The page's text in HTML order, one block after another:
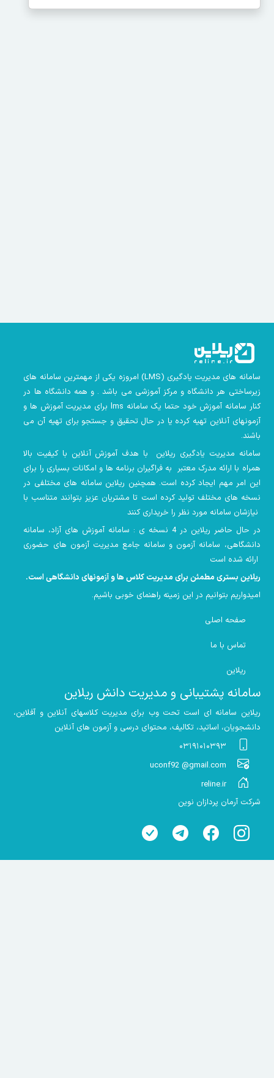
سامانه های مدیریت یادگیری (LMS) امروزه یکی از مهمترین سامانه های
زیرساختی هر دانشگاه و مرکز آموزشی می باشد . و همه دانشگاه ها در
کنار سامانه آموزش خود حتما یک سامانه lms
برای مدیریت آموزش ها و
آزمونهای آنلاین تهیه کرده یا در حال تحقیق و جستجو برای تهیه آن می
باشند.
سامانه مدیریت یادگیری ریلاین با هدف آموزش آنلاین با کیفیت بالا
همراه با ارائه مدرک معتبر به فراگیران برنامه ها و امکانات بسیاری را برای
این امر مهم ایجاد کرده است. همچنین ریلاین سامانه های مختلفی در
نسخه های مختلف تولید کرده است تا مشتریان عزیز بتوانند متناسب با
در حال حاضر ریلاین در 4 نسخه ی : سامانه آموزش های آزاد، سامانه
دانشگاهی، سامانه آزمون و سامانه جامع مدیریت آزمون های حضوری
ریلاین بستری مطمئن برای مدیریت کلاس ها و آزمونهای دانشگاهی است.
امیدواریم بتوانیم در این زمینه راهنمای خوبی باشیم.
صفحه اصلی
تماس با ما
ریلاین
سامانه پشتیبانی و مدیریت دانش ریلاین
ریلاین سامانه ای است تحت وب برای مدیریت کلاسهای آنلاین و آفلاین،
دانشجویان، اساتید، تکالیف، محتوای درسی و آزمون های آنلاین
۰۳۱۹۱۰۱۰۳۹۳
uconf92 @gmail.com
reline.ir
شرکت آرمان پردازان نوین